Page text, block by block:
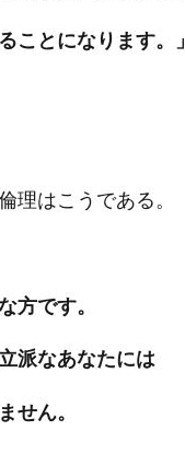
ことになります。」
理はこうである。
方です。
派なあなたには
せん。